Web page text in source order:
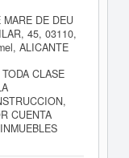
MARE DE DEU
45, 03110,
ALICANTE
CLASE
CUENTA